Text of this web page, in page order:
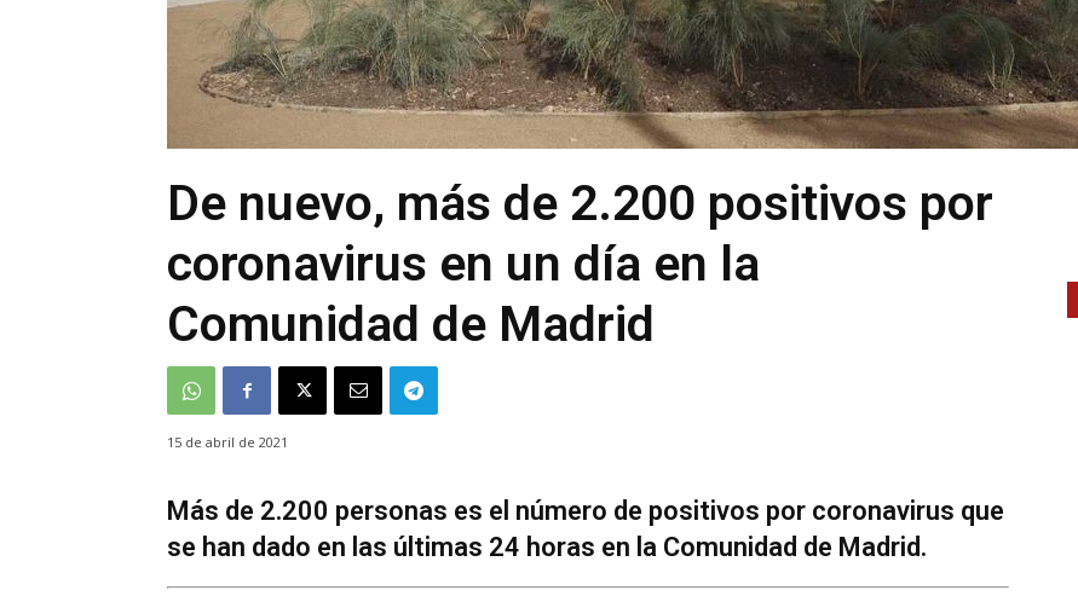
De nuevo, más de 2.200 positivos por
coronavirus en un día en la
Comunidad de Madrid
15 de abril de 2021
Más de 2.200 personas es el número de positivos por coronavirus que
se han dado en las últimas 24 horas en la Comunidad de Madrid.